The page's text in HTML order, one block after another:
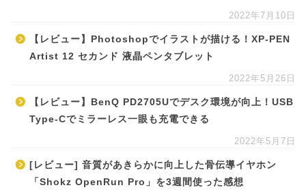
2022年7月10日
【レビュー】Photoshopでイラストが描ける！XP-PEN
Artist 12 セカンド 液晶ペンタブレット
2022年5月26日
【レビュー】BenQ PD2705Uでデスク環境が向上！USB
Type-Cでミラーレス一眼も充電できる
2022年5月7日
[レビュー] 音質があきらかに向上した骨伝導イヤホン
「Shokz OpenRun Pro」を3週間使った感想